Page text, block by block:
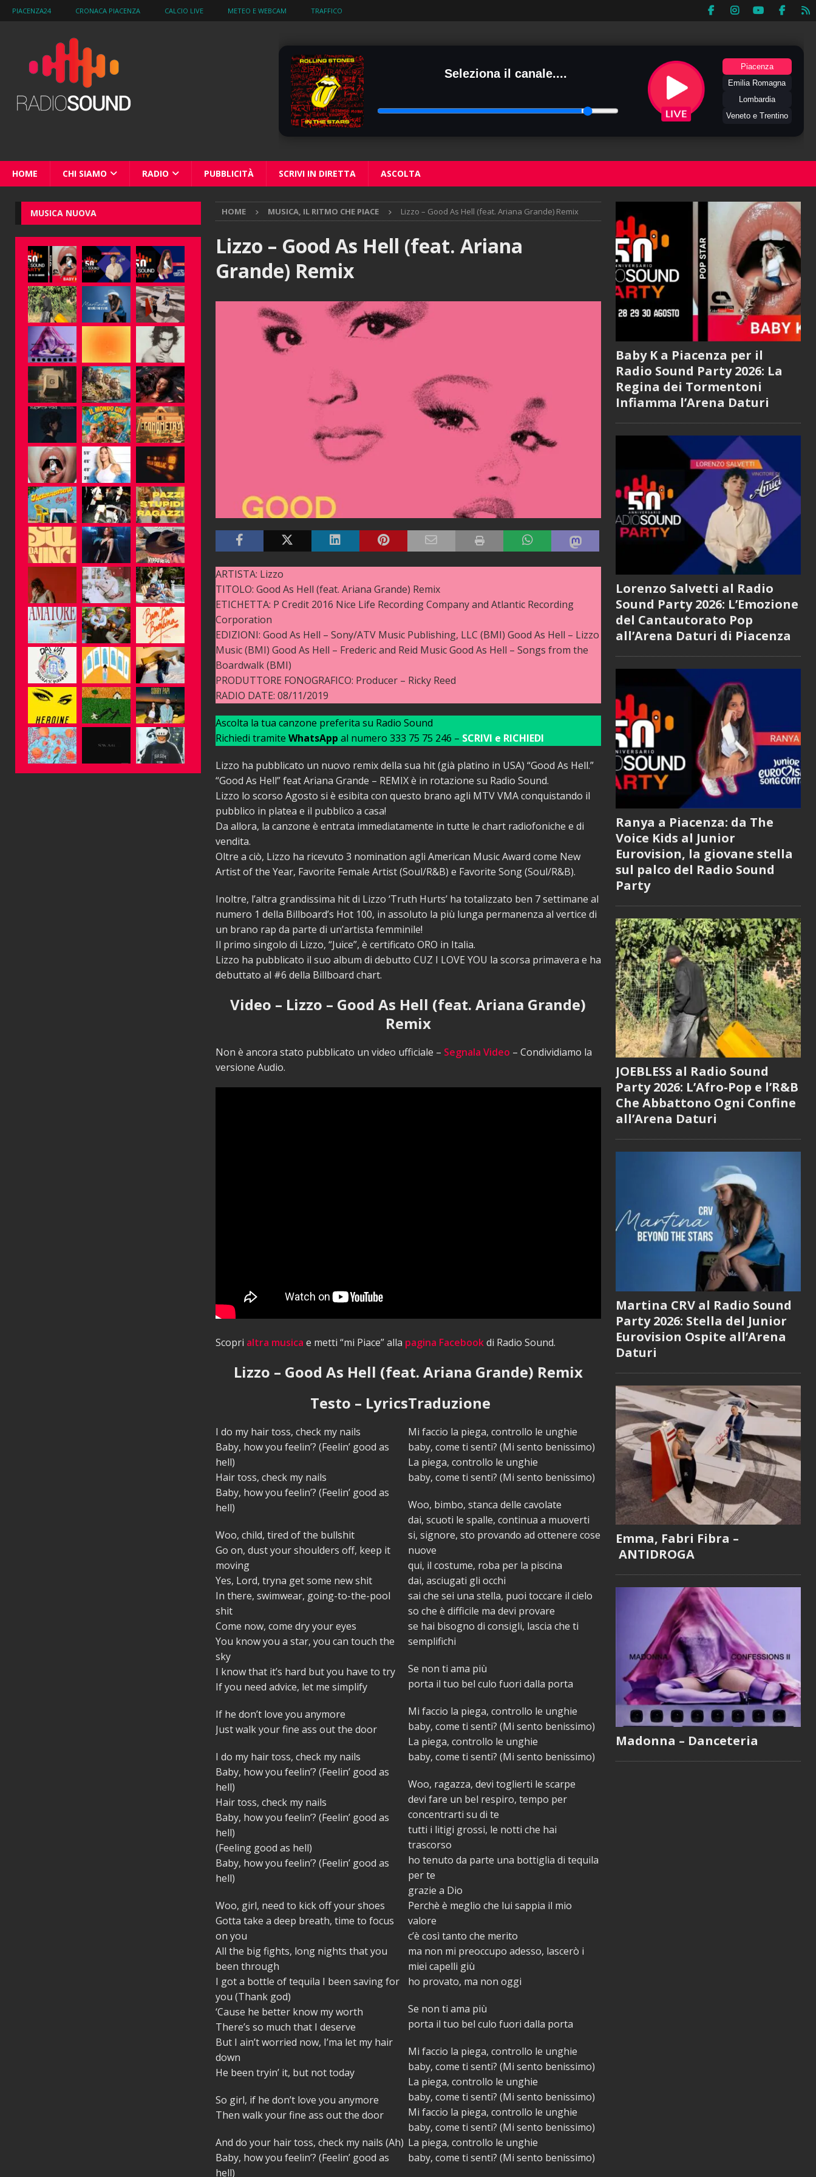
PIACENZA24 CRONACA PIACENZA CALCIO LIVE METEO E WEBCAM TRAFFICO
Seleziona il canale....
Piacenza
Emilia Romagna
Lombardia
Veneto e Trentino
HOME CHI SIAMO RADIO PUBBLICITÀ SCRIVI IN DIRETTA ASCOLTA
HOME MUSICA, IL RITMO CHE PIACE Lizzo – Good As Hell (feat. Ariana Grande) Remix
Lizzo – Good As Hell (feat. Ariana
Grande) Remix
ARTISTA: Lizzo
TITOLO: Good As Hell (feat. Ariana Grande) Remix
ETICHETTA: P Credit 2016 Nice Life Recording Company and Atlantic Recording
Corporation
EDIZIONI: Good As Hell – Sony/ATV Music Publishing, LLC (BMI) Good As Hell – Lizzo
Music (BMI) Good As Hell – Frederic and Reid Music Good As Hell – Songs from the
Boardwalk (BMI)
PRODUTTORE FONOGRAFICO: Producer – Ricky Reed
RADIO DATE: 08/11/2019
Ascolta la tua canzone preferita su Radio Sound
Richiedi tramite WhatsApp al numero 333 75 75 246 – SCRIVI e RICHIEDI
Lizzo ha pubblicato un nuovo remix della sua hit (già platino in USA) “Good As Hell.”
“Good As Hell” feat Ariana Grande – REMIX è in rotazione su Radio Sound.
Lizzo lo scorso Agosto si è esibita con questo brano agli MTV VMA conquistando il
pubblico in platea e il pubblico a casa!
Da allora, la canzone è entrata immediatamente in tutte le chart radiofoniche e di
vendita.
Oltre a ciò, Lizzo ha ricevuto 3 nomination agli American Music Award come New
Artist of the Year, Favorite Female Artist (Soul/R&B) e Favorite Song (Soul/R&B).
Inoltre, l’altra grandissima hit di Lizzo ‘Truth Hurts’ ha totalizzato ben 7 settimane al
numero 1 della Billboard’s Hot 100, in assoluto la più lunga permanenza al vertice di
un brano rap da parte di un’artista femminile!
Il primo singolo di Lizzo, “Juice”, è certificato ORO in Italia.
Lizzo ha pubblicato il suo album di debutto CUZ I LOVE YOU la scorsa primavera e ha
debuttato al #6 della Billboard chart.
Video – Lizzo – Good As Hell (feat. Ariana Grande)
Remix
Non è ancora stato pubblicato un video ufficiale – Segnala Video – Condividiamo la
versione Audio.
Scopri altra musica e metti “mi Piace” alla pagina Facebookdi Radio Sound.
Lizzo – Good As Hell (feat. Ariana Grande) Remix
Testo – Lyrics
I do my hair toss, check my nails
Baby, how you feelin’? (Feelin’ good as
hell)
Hair toss, check my nails
Baby, how you feelin’? (Feelin’ good as
hell)
Woo, child, tired of the bullshit
Go on, dust your shoulders off, keep it
moving
Yes, Lord, tryna get some new shit
In there, swimwear, going-to-the-pool
shit
Come now, come dry your eyes
You know you a star, you can touch the
sky
I know that it’s hard but you have to try
If you need advice, let me simplify
If he don’t love you anymore
Just walk your fine ass out the door
I do my hair toss, check my nails
Baby, how you feelin’? (Feelin’ good as
hell)
Hair toss, check my nails
Baby, how you feelin’? (Feelin’ good as
hell)
(Feeling good as hell)
Baby, how you feelin’? (Feelin’ good as
hell)
Woo, girl, need to kick off your shoes
Gotta take a deep breath, time to focus
on you
All the big fights, long nights that you
been through
I got a bottle of tequila I been saving for
you (Thank god)
‘Cause he better know my worth
There’s so much that I deserve
But I ain’t worried now, I’ma let my hair
down
He been tryin’ it, but not today
So girl, if he don’t love you anymore
Then walk your fine ass out the door
And do your hair toss, check my nails (Ah)
Baby, how you feelin’? (Feelin’ good as
hell)
Traduzione
Mi faccio la piega, controllo le unghie
baby, come ti senti? (Mi sento benissimo)
La piega, controllo le unghie
baby, come ti senti? (Mi sento benissimo)
Woo, bimbo, stanca delle cavolate
dai, scuoti le spalle, continua a muoverti
si, signore, sto provando ad ottenere cose
nuove
qui, il costume, roba per la piscina
dai, asciugati gli occhi
sai che sei una stella, puoi toccare il cielo
so che è difficile ma devi provare
se hai bisogno di consigli, lascia che ti
semplifichi
Se non ti ama più
porta il tuo bel culo fuori dalla porta
Mi faccio la piega, controllo le unghie
baby, come ti senti? (Mi sento benissimo)
La piega, controllo le unghie
baby, come ti senti? (Mi sento benissimo)
Woo, ragazza, devi toglierti le scarpe
devi fare un bel respiro, tempo per
concentrarti su di te
tutti i litigi grossi, le notti che hai
trascorso
ho tenuto da parte una bottiglia di tequila
per te
grazie a Dio
Perchè è meglio che lui sappia il mio
valore
c’è così tanto che merito
ma non mi preoccupo adesso, lascerò i
miei capelli giù
ho provato, ma non oggi
Se non ti ama più
porta il tuo bel culo fuori dalla porta
Mi faccio la piega, controllo le unghie
baby, come ti senti? (Mi sento benissimo)
La piega, controllo le unghie
baby, come ti senti? (Mi sento benissimo)
Mi faccio la piega, controllo le unghie
baby, come ti senti? (Mi sento benissimo)
La piega, controllo le unghie
baby, come ti senti? (Mi sento benissimo)
MUSICA NUOVA
Baby K a Piacenza per il
Radio Sound Party 2026: La
Regina dei Tormentoni
Infiamma l’Arena Daturi
Lorenzo Salvetti al Radio
Sound Party 2026: L’Emozione
del Cantautorato Pop
all’Arena Daturi di Piacenza
Ranya a Piacenza: da The
Voice Kids al Junior
Eurovision, la giovane stella
sul palco del Radio Sound
Party
JOEBLESS al Radio Sound
Party 2026: L’Afro-Pop e l’R&B
Che Abbattono Ogni Confine
all’Arena Daturi
Martina CRV al Radio Sound
Party 2026: Stella del Junior
Eurovision Ospite all’Arena
Daturi
Emma, Fabri Fibra –
ANTIDROGA
Madonna – Danceteria